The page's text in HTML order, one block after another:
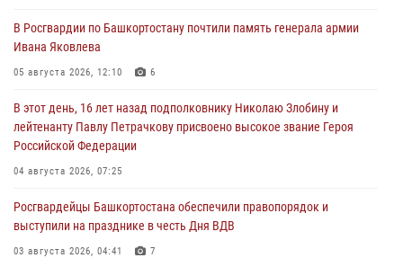
В Росгвардии по Башкортостану почтили память генерала армии
Ивана Яковлева
05 августа 2026, 12:10 6
В этот день, 16 лет назад подполковнику Николаю Злобину и
лейтенанту Павлу Петрачкову присвоено высокое звание Героя
Российской Федерации
04 августа 2026, 07:25
Росгвардейцы Башкортостана обеспечили правопорядок и
выступили на празднике в честь Дня ВДВ
03 августа 2026, 04:41 7